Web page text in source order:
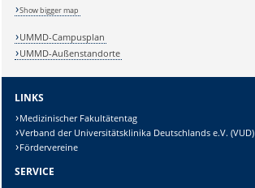
Show bigger map
UMMD-Campusplan
UMMD-Außenstandorte
LINKS
Medizinischer Fakultätentag
Verband der Universitätsklinika Deutschlands e.V. (VUD)
Fördervereine
SERVICE